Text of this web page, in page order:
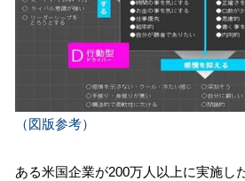
（図版参考）
ある米国企業が200万人以上に実施し